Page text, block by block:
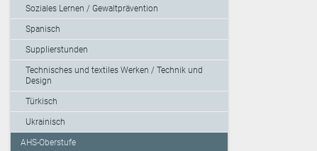
Soziales Lernen / Gewaltprävention
Spanisch
Supplierstunden
Technisches und textiles Werken / Technik und
Design
Türkisch
Ukrainisch
AHS-Oberstufe